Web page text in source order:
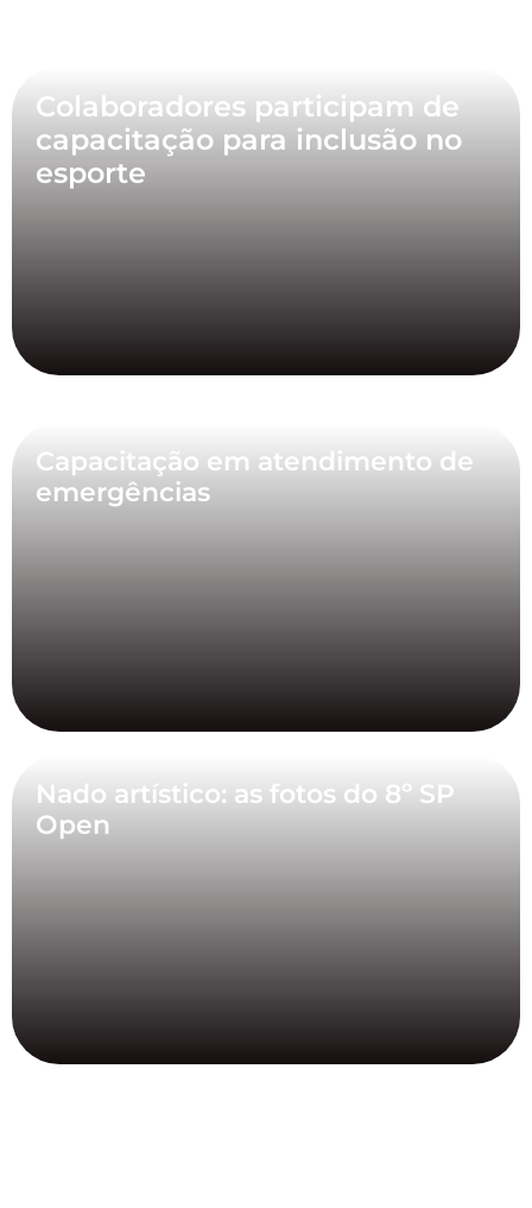
Colaboradores participam de
capacitação para inclusão no
esporte
Capacitação em atendimento de
emergências
Nado artístico: as fotos do 8º SP
Open